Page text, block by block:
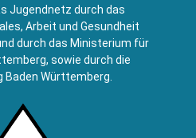
Mail)
Jugendnetz durch das
Arbeit und Gesundheit
durch das Ministerium für
sowie durch die
Württemberg.